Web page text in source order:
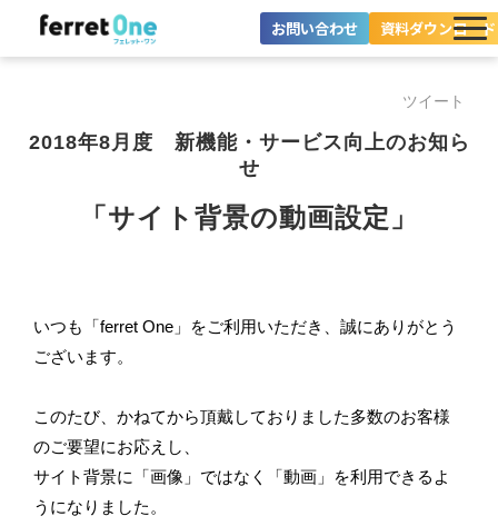
お問い合わせ 資料ダウンロード
ツイート
2018年8月度 新機能・サービス向上のお知ら
せ
「サイト背景の動画設定」
いつも「ferret One」をご利用いただき、誠にありがとう
ございます。
このたび、かねてから頂戴しておりました多数のお客様
のご要望にお応えし、
サイト背景に「画像」ではなく「動画」を利用できるよ
うになりました。